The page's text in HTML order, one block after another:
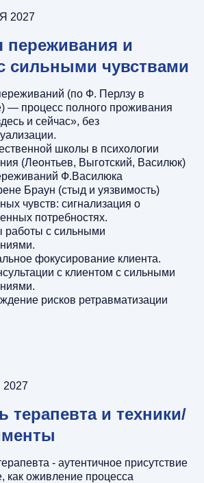
2027
переживания и
сильными чувствами
(по Ф. Перлзу в
— процесс полного проживания
и сейчас», без
школы в психологии
(Леонтьев, Выготский, Василюк)
Ф.Василюка
Браун (стыд и уязвимость)
чувств: сигнализация о
потребностях.
работы с сильными
фокусирование клиента.
с клиентом с сильными
рисков ретравматизации
терапевта и техники/
- аутентичное присутствие
как оживление процесса